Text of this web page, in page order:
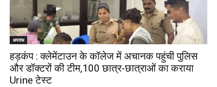
अपराध
हड़कंप : क्लेमेंटाउन के कॉलेज में अचानक पहुंची पुलिस
और डॉक्टरों की टीम,100 छात्र-छात्राओं का कराया
Urine टेस्ट